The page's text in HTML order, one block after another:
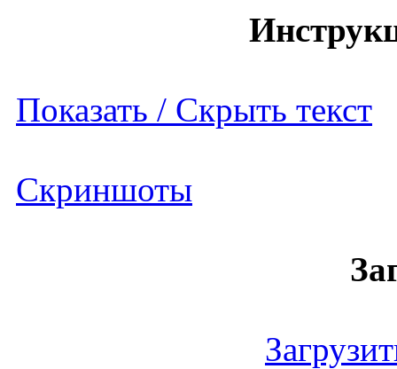
Показать / Скрыть текст
Скриншоты